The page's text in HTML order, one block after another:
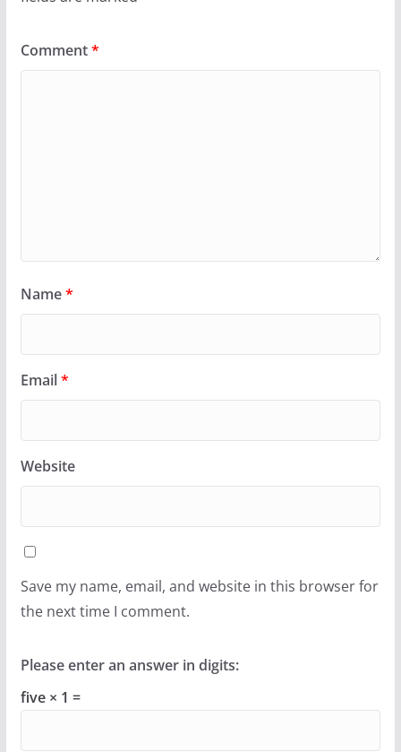
Comment*
Name*
Email*
Website
Save my name, email, and website in this browser for
the next time I comment.
Please enter an answer in digits:
five × 1 =